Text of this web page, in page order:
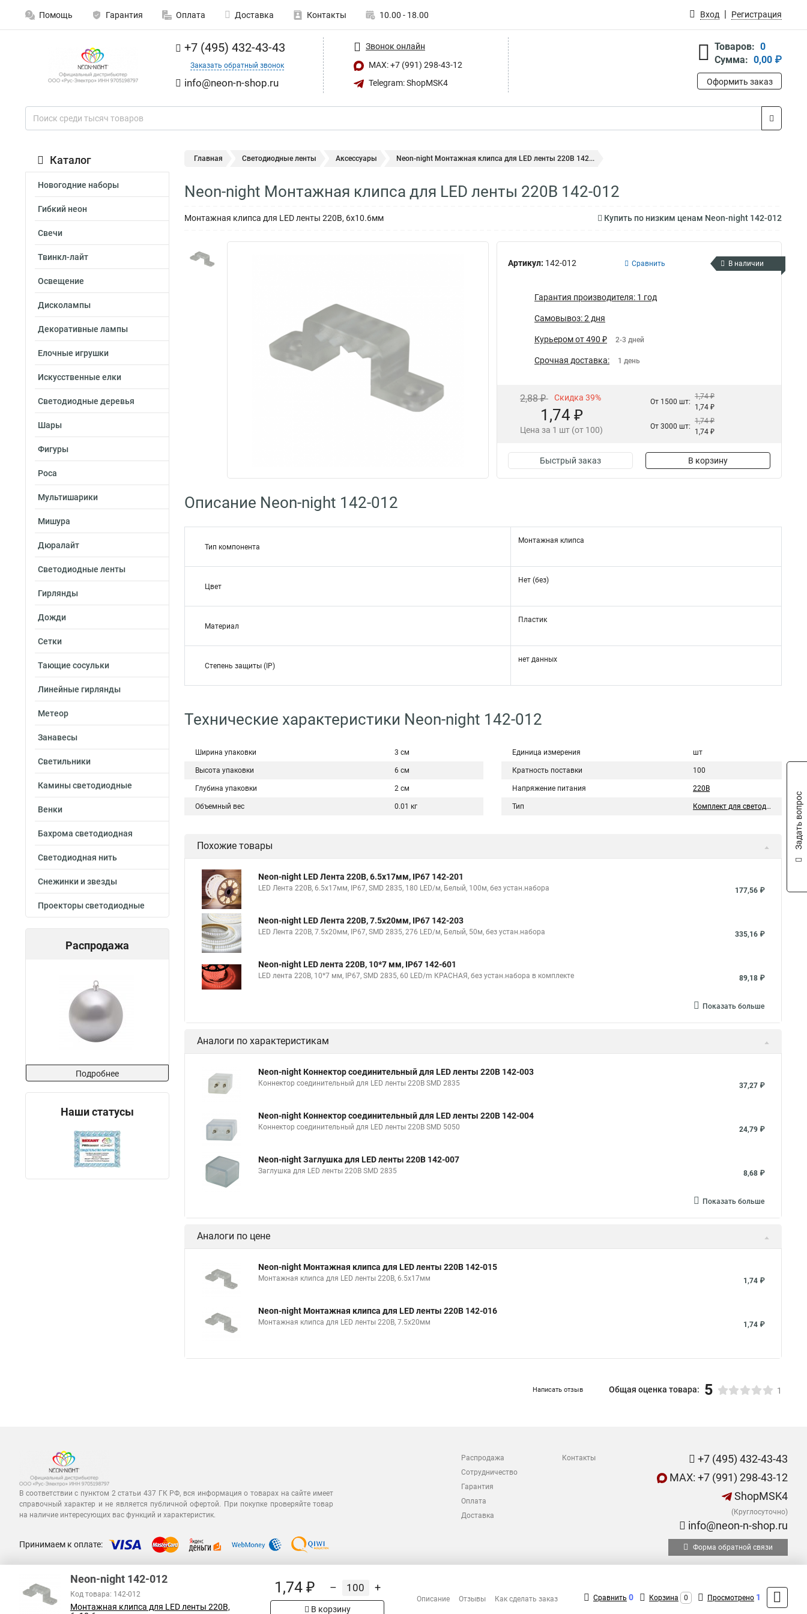
Помощь Гарантия Оплата Доставка Контакты 10.00 - 18.00 Вход Регистрация
+7 (495) 432-43-43
Заказать обратный звонок
info@neon-n-shop.ru
Звонок онлайн
MAX: +7 (991) 298-43-12
Telegram: ShopMSK4
Товаров: 0
Сумма: 0,00 ₽
Оформить заказ
Каталог
Новогодние наборы
Гибкий неон
Свечи
Твинкл-лайт
Освещение
Дисколампы
Декоративные лампы
Елочные игрушки
Искусственные елки
Светодиодные деревья
Шары
Фигуры
Роса
Мультишарики
Мишура
Дюралайт
Светодиодные ленты
Гирлянды
Дожди
Сетки
Тающие сосульки
Линейные гирлянды
Метеор
Занавесы
Светильники
Камины светодиодные
Венки
Бахрома светодиодная
Светодиодная нить
Снежинки и звезды
Проекторы светодиодные
Распродажа
Подробнее
Наши статусы
Главная Светодиодные ленты Аксессуары Neon-night Монтажная клипса для LED ленты 220В 142...
Neon-night Монтажная клипса для LED ленты 220В 142-012
Монтажная клипса для LED ленты 220В, 6x10.6мм Купить по низким ценам Neon-night 142-012
Артикул: 142-012 Сравнить В наличии
Гарантия производителя: 1 год
Самовывоз: 2 дня
Курьером от 490 ₽ 2-3 дней
Срочная доставка: 1 день
2,88 ₽ Скидка 39%
1,74 ₽
Цена за 1 шт (от 100)
От 1500 шт:
1,74 ₽
1,74 ₽
От 3000 шт:
1,74 ₽
1,74 ₽
Быстрый заказ В корзину
Описание Neon-night 142-012
Тип компонента
Монтажная клипса
Цвет
Нет (без)
Материал
Пластик
Степень защиты (IP)
нет данных
Технические характеристики Neon-night 142-012
Ширина упаковки 3 см
Высота упаковки 6 см
Глубина упаковки 2 см
Объемный вес 0.01 кг
Единица измерения шт
Кратность поставки 100
Напряжение питания 220В
Тип Комплект для светодиодной подсветки
Похожие товары
Neon-night LED Лента 220В, 6.5x17мм, IP67 142-201
LED Лента 220В, 6.5x17мм, IP67, SMD 2835, 180 LED/м, Белый, 100м, без устан.набора 177,56 ₽
Neon-night LED Лента 220В, 7.5x20мм, IP67 142-203
LED Лента 220В, 7.5x20мм, IP67, SMD 2835, 276 LED/м, Белый, 50м, без устан.набора 335,16 ₽
Neon-night LED лента 220В, 10*7 мм, IP67 142-601
LED лента 220В, 10*7 мм, IP67, SMD 2835, 60 LED/m КРАСНАЯ, без устан.набора в комплекте 89,18 ₽
Показать больше
Аналоги по характеристикам
Neon-night Коннектор соединительный для LED ленты 220В 142-003
Коннектор соединительный для LED ленты 220В SMD 2835 37,27 ₽
Neon-night Коннектор соединительный для LED ленты 220В 142-004
Коннектор соединительный для LED ленты 220В SMD 5050 24,79 ₽
Neon-night Заглушка для LED ленты 220В 142-007
Заглушка для LED ленты 220В SMD 2835 8,68 ₽
Показать больше
Аналоги по цене
Neon-night Монтажная клипса для LED ленты 220В 142-015
Монтажная клипса для LED ленты 220В, 6.5x17мм 1,74 ₽
Neon-night Монтажная клипса для LED ленты 220В 142-016
Монтажная клипса для LED ленты 220В, 7.5x20мм 1,74 ₽
Написать отзыв Общая оценка товара: 5 1
В соответствии с пунктом 2 статьи 437 ГК РФ, вся информация о товарах на сайте имеет
справочный характер и не является публичной офертой. При покупке проверяйте товар
на наличие интересующих вас функций и характеристик.
Распродажа
Сотрудничество
Гарантия
Оплата
Доставка
Контакты
+7 (495) 432-43-43
MAX: +7 (991) 298-43-12
ShopMSK4
(Круглосуточно)
info@neon-n-shop.ru
Принимаем к оплате: Форма обратной связи
Neon-night 142-012
Код товара: 142-012
Монтажная клипса для LED ленты 220В,
1,74 ₽ – +
В корзину
Описание Отзывы Как сделать заказ Сравнить 0 Корзина 0 Просмотрено 1
Задать вопрос